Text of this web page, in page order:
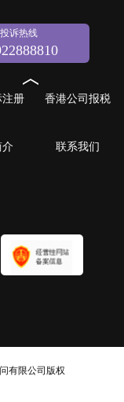
投诉热线
注册 香港公司报税
介 联系我们
有限公司版权